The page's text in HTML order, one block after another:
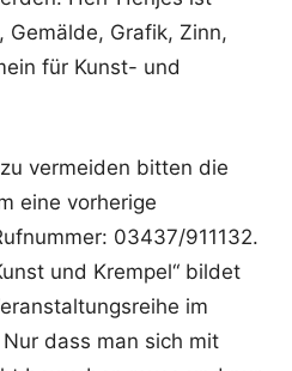
Gemälde, Grafik, Zinn,
für Kunst- und
vermeiden bitten die
eine vorherige
03437/911132.
und Krempel“ bildet
im
dass man sich mit